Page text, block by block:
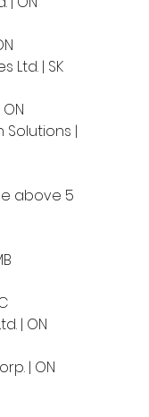
Ltd. | SK
Solutions |
above 5
| ON
| ON